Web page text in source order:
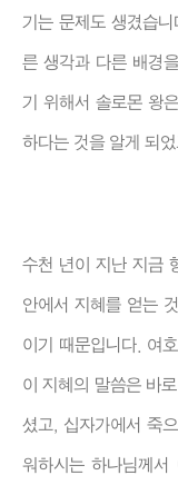
기는 문제도 생겼습
른 생각과 다른 배경
기 위해서 솔로몬 왕
하다는 것을 알게 되
수천 년이 지난 지금
안에서 지혜를 얻는
이기 때문입니다. 여
이 지혜의 말씀은 바
셨고, 십자가에서 죽
워하시는 하나님께